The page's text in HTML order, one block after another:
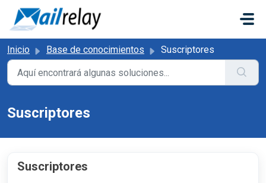
Saltar al contenido principal
Inicio Base de conocimientos Suscriptores
Suscriptores
Suscriptores